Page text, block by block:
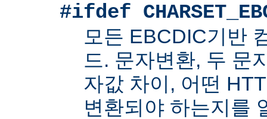
#ifdef
모든 EBCDIC기반
드. 문자변환, 두 문
자값 차이, 어떤
변환되야 하는지를